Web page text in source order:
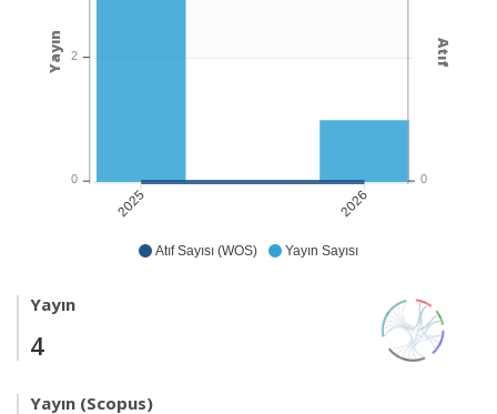
Atıf Sayısı (WOS) Yayın Sayısı
2025 2026
0
Atıf
2
0
Yayın
Yayın
4
Yayın (Scopus)